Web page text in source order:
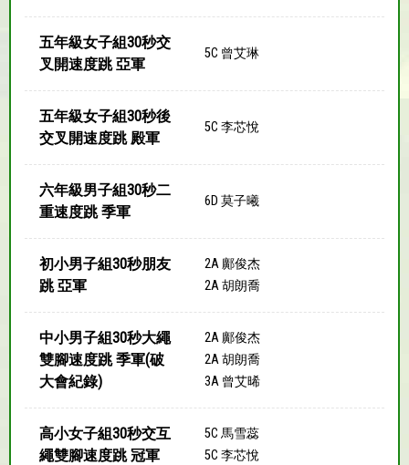
五年級女子組30秒交
叉開速度跳 亞軍
5C 曾艾琳
五年級女子組30秒後
交叉開速度跳 殿軍
5C 李芯悅
六年級男子組30秒二
重速度跳 季軍
6D 莫子曦
初小男子組30秒朋友
跳 亞軍
2A 鄺俊杰
2A 胡朗喬
中小男子組30秒大繩
雙腳速度跳 季軍(破
大會紀錄)
2A 鄺俊杰
2A 胡朗喬
3A 曾艾晞
高小女子組30秒交互
繩雙腳速度跳 冠軍
5C 馬雪蕊
5C 李芯悅